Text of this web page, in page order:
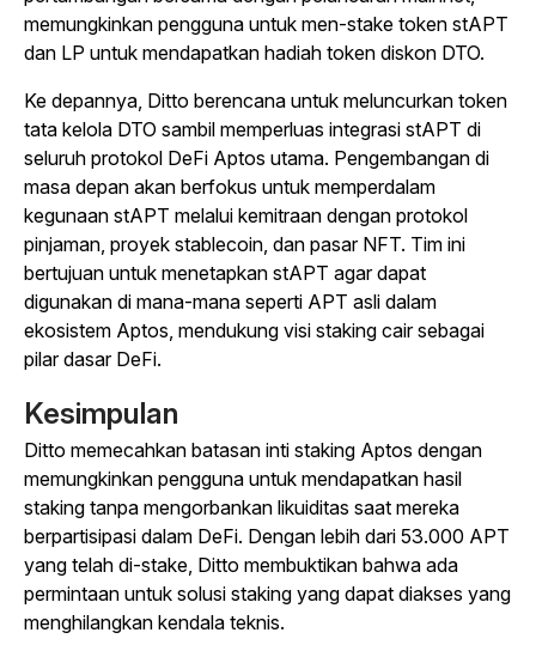
memungkinkan pengguna untuk men-stake token stAPT
dan LP untuk mendapatkan hadiah token diskon DTO.
Ke depannya, Ditto berencana untuk meluncurkan token
tata kelola DTO sambil memperluas integrasi stAPT di
seluruh protokol DeFi Aptos utama. Pengembangan di
masa depan akan berfokus untuk memperdalam
kegunaan stAPT melalui kemitraan dengan protokol
pinjaman, proyek stablecoin, dan pasar NFT. Tim ini
bertujuan untuk menetapkan stAPT agar dapat
digunakan di mana-mana seperti APT asli dalam
ekosistem Aptos, mendukung visi staking cair sebagai
pilar dasar DeFi.
Kesimpulan
Ditto memecahkan batasan inti staking Aptos dengan
memungkinkan pengguna untuk mendapatkan hasil
staking tanpa mengorbankan likuiditas saat mereka
berpartisipasi dalam DeFi. Dengan lebih dari 53.000 APT
yang telah di-stake, Ditto membuktikan bahwa ada
permintaan untuk solusi staking yang dapat diakses yang
menghilangkan kendala teknis.